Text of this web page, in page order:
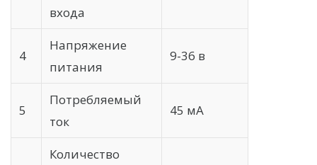
входа
4
Напряжение
питания
9-36 в
5
Потребляемый
ток
45 мА
Количество